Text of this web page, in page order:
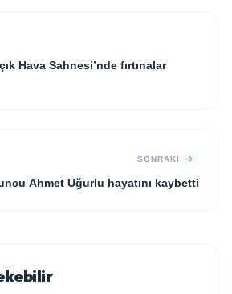
Hava Sahnesi’nde fırtınalar
SONRAKI
Ahmet Uğurlu hayatını kaybetti
sevilen sanatçısı Cansever 59